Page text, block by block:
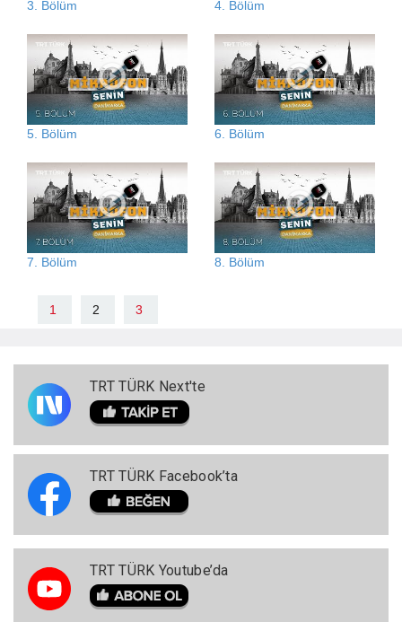
3. Bölüm 4. Bölüm
5. Bölüm 6. Bölüm
7. Bölüm 8. Bölüm
1 2 3
TRT TÜRK Next'te
TRT TÜRK Facebook’ta
TRT TÜRK Youtube’da